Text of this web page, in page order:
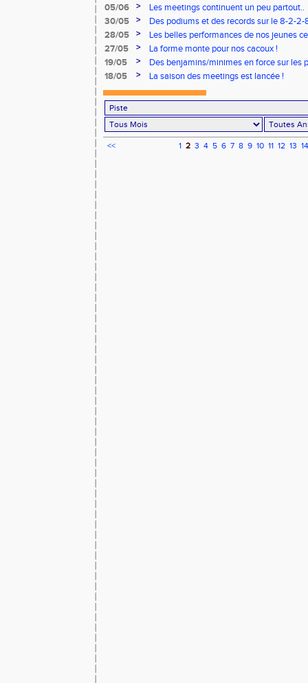
05/06
>
Les meetings continuent un peu partout..
30/05
>
Des podiums et des records sur le 8-2-2-
28/05
>
Les belles performances de nos jeunes
27/05
>
La forme monte pour nos cacoux !
19/05
>
Des benjamins/minimes en force sur les
18/05
> La saison des meetings est lancée !
<< 1 2 3 4 5 6 7 8 9 10 11 12 13